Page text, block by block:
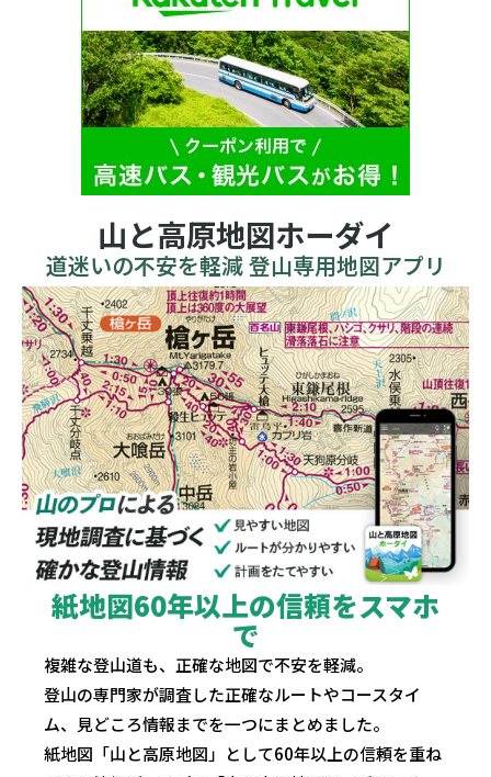
山と高原地図ホーダイ
道迷いの不安を軽減 登山専用地図アプリ
紙地図60年以上の信頼をスマホ
で
複雑な登山道も、正確な地図で不安を軽減。
登山の専門家が調査した正確なルートやコースタイ
ム、見どころ情報までを一つにまとめました。
紙地図「山と高原地図」として60年以上の信頼を重ね